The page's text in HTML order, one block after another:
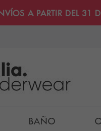
A PARTIR DEL 31
BAÑO